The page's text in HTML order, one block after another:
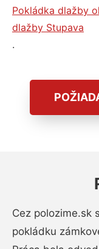
Pokládka dlažby
dlažby Stupava
.
Cez polozime.sk
pokládku